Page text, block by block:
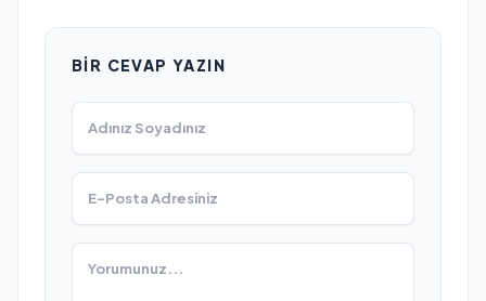
BIR CEVAP YAZIN